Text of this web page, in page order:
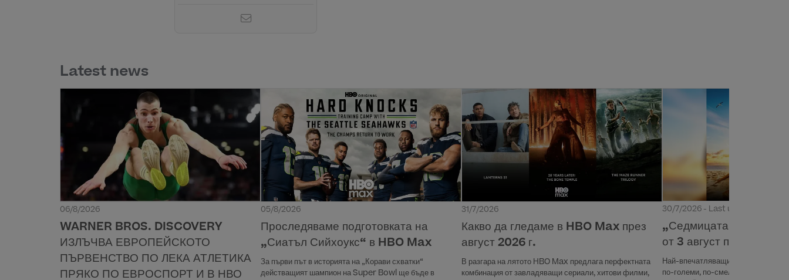
Latest news
06/8/2026
WARNER BROS. DISCOVERY
ИЗЛЪЧВА ЕВРОПЕЙСКОТО
ПЪРВЕНСТВО ПО ЛЕКА АТЛЕТИКА
ПРЯКО ПО ЕВРОСПОРТ И В НВО
05/8/2026
Проследяваме подготовката на
„Сиатъл Сийхоукс“ в HBO Max
За първи път в историята на „Корави схватки“
действащият шампион на Super Bowl ще бъде в
31/7/2026
Какво да гледаме в HBO Max през
август 2026 г.
В разгара на лятото HBO Max предлага перфектната
комбинация от завладяващи сериали, хитови филми,
30/7/2026 - Last updated 31 юли
„Седмицата на
от 3 август по
Най-впечатляващите хищници на
по-големи, по-смели и по-